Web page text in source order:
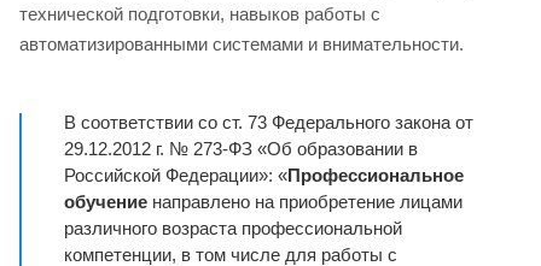
технической подготовки, навыков работы с
автоматизированными системами и внимательности.
В соответствии со ст. 73 Федерального закона от
29.12.2012 г. № 273-ФЗ «Об образовании в
Российской Федерации»: «Профессиональное
обучение направлено на приобретение лицами
различного возраста профессиональной
компетенции, в том числе для работы с